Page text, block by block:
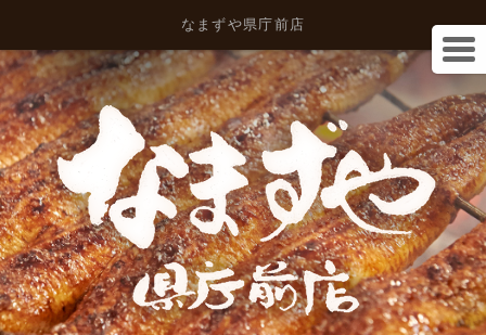
なまずや県庁前店